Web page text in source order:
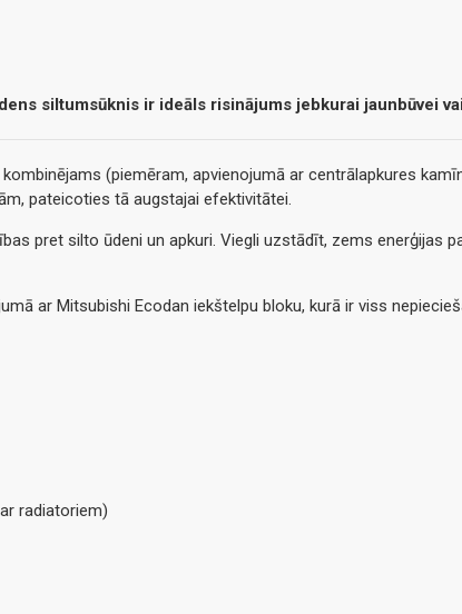
siltumsūknis ir ideāls risinājums jebkurai jaunbūvei
(piemēram, apvienojumā ar centrālapkures
pateicoties tā augstajai efektivitātei.
pret silto ūdeni un apkuri. Viegli uzstādīt, zems enerģijas
ar Mitsubishi Ecodan iekštelpu bloku, kurā ir viss
radiatoriem)